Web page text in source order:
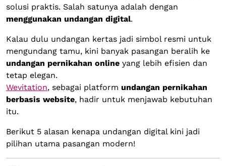
solusi praktis. Salah satunya adalah dengan
menggunakan undangan digital.
Kalau dulu undangan kertas jadi simbol resmi untuk
mengundang tamu, kini banyak pasangan beralih ke
undangan pernikahan online yang lebih efisien dan
tetap elegan.
Wevitation, sebagai platform undangan pernikahan
berbasis website, hadir untuk menjawab kebutuhan
itu.
Berikut 5 alasan kenapa undangan digital kini jadi
pilihan utama pasangan modern!